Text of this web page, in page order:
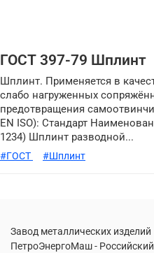
ГОСТ 397-79 Шплинт
Шплинт. Применяется в
слабо нагруженных
предотвращения
EN ISO): Стандарт
1234) Шплинт разводной...
#ГОСТ #Шплинт
Завод металлических изделий
ПетроЭнергоМаш -